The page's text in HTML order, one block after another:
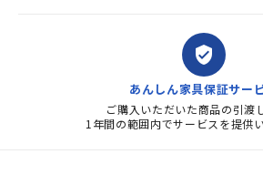
verified_user
あんしん家具保証サー
ご購入いただいた商品の引渡
1年間の範囲内でサービスを提供い